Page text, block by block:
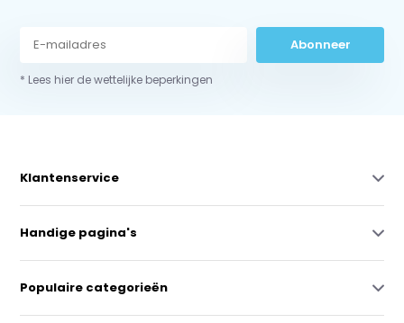
Abonneer
* Lees hier de wettelijke beperkingen
Klantenservice
Handige pagina's
Populaire categorieën